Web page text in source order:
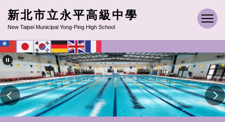
跳
到
主
要
內
容
區
新北市立永平高級中學
New Taipei Municipal Yong-Ping High School